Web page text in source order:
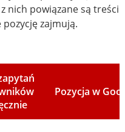
nich powiązane są treści
zajmują.
Pozycja w